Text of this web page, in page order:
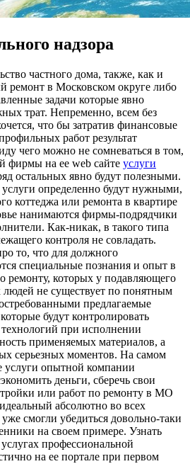
надзора
частного дома, также, как и
ремонт в Московском округе либо
задачи которые явно
трат. Непременно, всем без
что бы затратив финансовые
работ результат
чего можно не сомневаться в том,
фирмы на ее web сайте услуги
остальных явно будут полезными.
определенно будут нужными,
коттеджа или ремонта в квартире
нанимаются фирмы-подрядчики
Как-никак, в такого типа
контроля не совладать.
то, что для должного
специальные познания и опыт в
ремонту, которых у подавляющего
людей не существует по понятным
предлагаемые
будут контролировать
при исполнении
применяемых материалов, а
серьезных моментов. На самом
услуги опытной компании
деньги, сберечь свои
или работ по ремонту в МО
абсолютно во всех
смогли убедиться довольно-таки
на своем примере. Узнать
профессиональной
на ее портале при первом